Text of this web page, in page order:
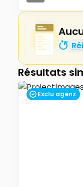
Résultats
Exclu agenz